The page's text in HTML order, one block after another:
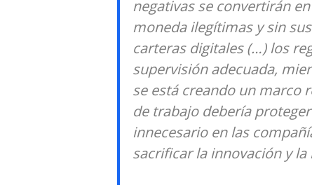
negativas se convertirán
moneda ilegítimas y sin
carteras digitales (…) los
supervisión adecuada,
se está creando un marco
de trabajo debería
innecesario en las
sacrificar la innovación y